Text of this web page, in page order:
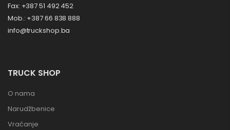
Fax: +387 51 492 452
Mob.: +387 66 838 888
info@truckshop.ba
TRUCK SHOP
O nama
Narudžbenice
Vraćanje